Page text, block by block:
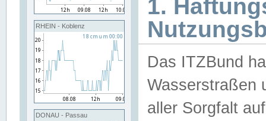
RHEIN - Koblenz
DONAU - Passau
1.
Das ITZBund
Wasserstraßen
aller Sorgfalt